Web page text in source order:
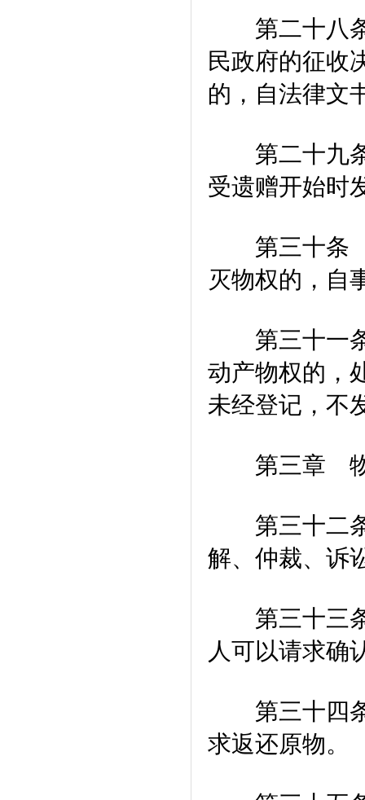
第二十八条
民政府的征收
的，自法律文
第二十九条
受遗赠开始时
第三十条 因
灭物权的，自
第三十一条
动产物权的，
未经登记，不
第三章 物
第三十二条
解、仲裁、诉
第三十三条
人可以请求确
第三十四条
求返还原物。